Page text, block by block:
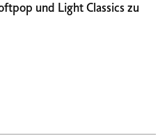
und Light Classics zu